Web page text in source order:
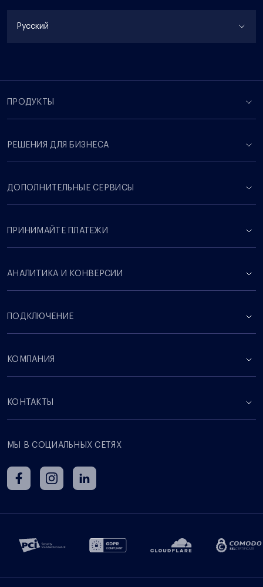
Русский
ПРОДУКТЫ
РЕШЕНИЯ ДЛЯ БИЗНЕСА
ДОПОЛНИТЕЛЬНЫЕ СЕРВИСЫ
ПРИНИМАЙТЕ ПЛАТЕЖИ
АНАЛИТИКА И КОНВЕРСИИ
ПОДКЛЮЧЕНИЕ
КОМПАНИЯ
КОНТАКТЫ
МЫ В СОЦИАЛЬНЫХ СЕТЯХ